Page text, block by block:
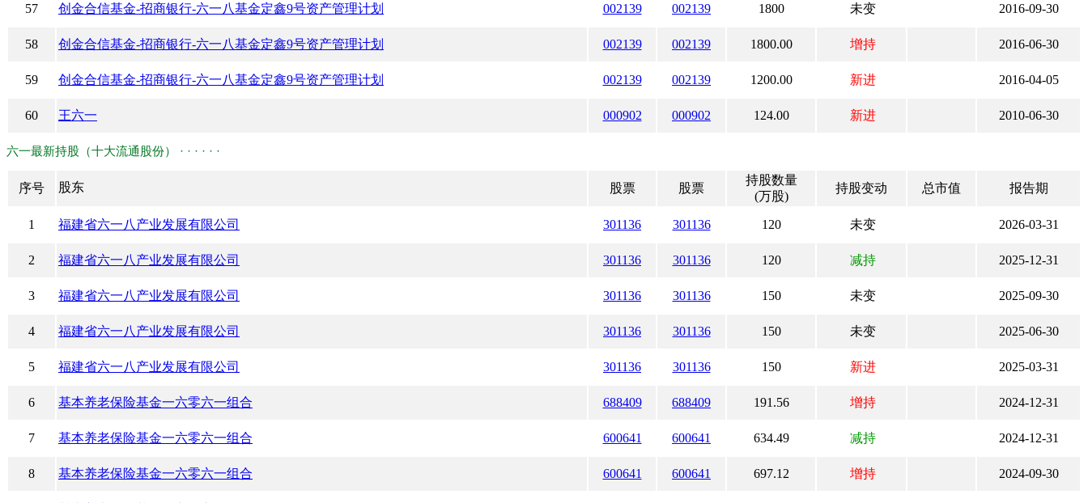
57 创金合信基金-招商银行-六一八基金定鑫9号资产管理计划 002139 002139 1800 未变 2016-09-30
58 创金合信基金-招商银行-六一八基金定鑫9号资产管理计划 002139 002139 1800.00 增持 2016-06-30
59 创金合信基金-招商银行-六一八基金定鑫9号资产管理计划 002139 002139 1200.00 新进 2016-04-05
60 王六一 000902 000902 124.00 新进 2010-06-30
六一最新持股（十大流通股份） · · · · · ·
序号 股东 股票 股票
持股数量
(万股)
持股变动 总市值 报告期
1 福建省六一八产业发展有限公司 301136 301136 120 未变 2026-03-31
2 福建省六一八产业发展有限公司 301136 301136 120 减持 2025-12-31
3 福建省六一八产业发展有限公司 301136 301136 150 未变 2025-09-30
4 福建省六一八产业发展有限公司 301136 301136 150 未变 2025-06-30
5 福建省六一八产业发展有限公司 301136 301136 150 新进 2025-03-31
6 基本养老保险基金一六零六一组合 688409 688409 191.56 增持 2024-12-31
7 基本养老保险基金一六零六一组合 600641 600641 634.49 减持 2024-12-31
8 基本养老保险基金一六零六一组合 600641 600641 697.12 增持 2024-09-30